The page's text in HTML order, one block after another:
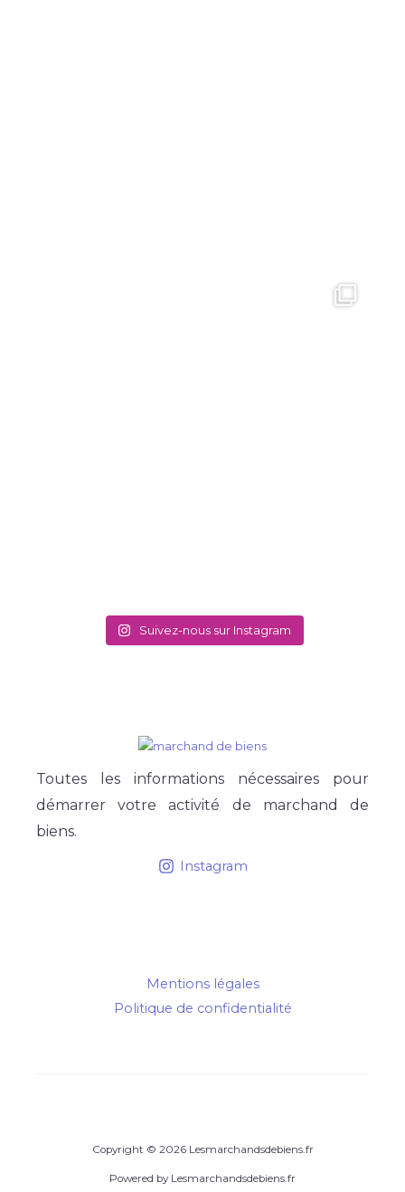
Suivez-nous sur Instagram
Toutes les informations nécessaires pour
démarrer votre activité de marchand de
biens.
Instagram
Mentions légales
Politique de confidentialité
Copyright © 2026 Lesmarchandsdebiens.fr
Powered by Lesmarchandsdebiens.fr